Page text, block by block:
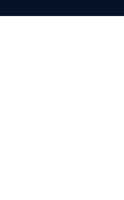
货运协调者。运营
较，全面报价，
会与海运、空运